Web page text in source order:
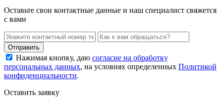
Оставьте свои контактные данные и наш специалист свяжется
с вами
Нажимая кнопку, даю согласие на обработку
персональных данных, на условиях определенных Политикой
конфиденциальности.
Оставить заявку